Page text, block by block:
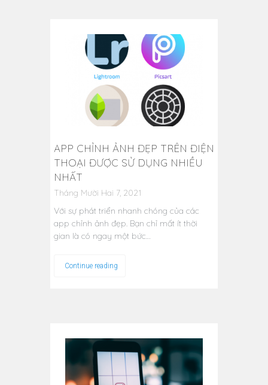
APP CHỈNH ẢNH ĐẸP TRÊN ĐIỆN
THOẠI ĐƯỢC SỬ DỤNG NHIỀU
NHẤT
Tháng Mười Hai 7, 2021
Với sự phát triển nhanh chóng của các
app chỉnh ảnh đẹp. Bạn chỉ mất ít thời
gian là có ngay một bức…
Continue reading